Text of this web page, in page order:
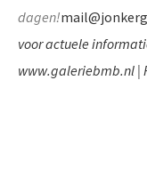
dagen!
voor actuele
www.galeriebmb.nl |